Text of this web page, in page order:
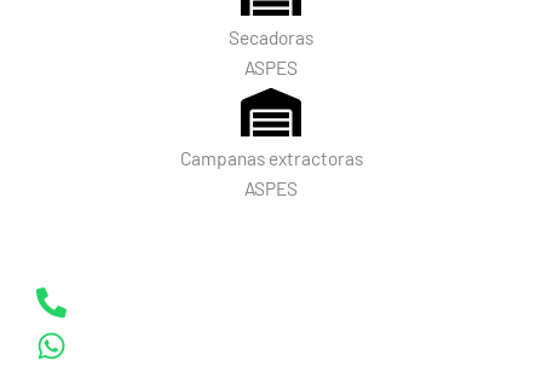
Secadoras
ASPES
Campanas extractoras
ASPES